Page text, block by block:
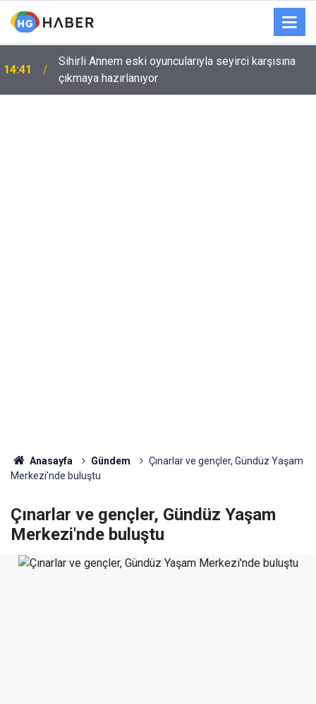
14:41
Sihirli Annem eski oyuncularıyla seyirci karşısına
çıkmaya hazırlanıyor
Anasayfa Gündem
Çınarlar ve gençler, Gündüz Yaşam
Merkezi'nde buluştu
Çınarlar ve gençler, Gündüz Yaşam
Merkezi'nde buluştu